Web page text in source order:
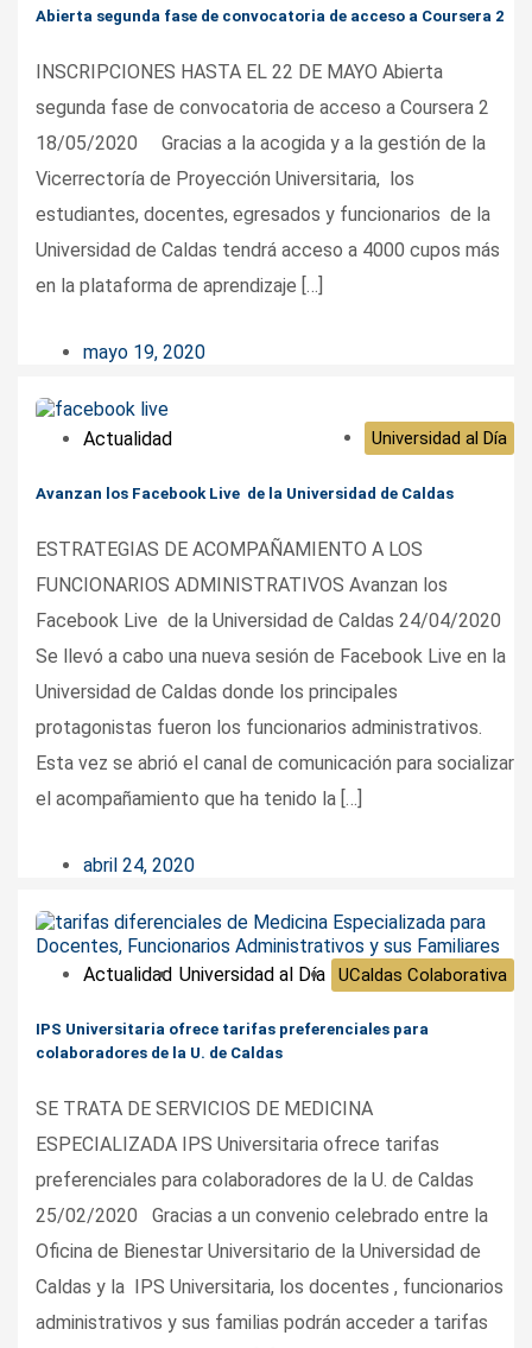
Abierta segunda fase de convocatoria de acceso a Coursera 2
INSCRIPCIONES HASTA EL 22 DE MAYO Abierta
segunda fase de convocatoria de acceso a Coursera 2
18/05/2020 Gracias a la acogida y a la gestión de la
Vicerrectoría de Proyección Universitaria, los
estudiantes, docentes, egresados y funcionarios de la
Universidad de Caldas tendrá acceso a 4000 cupos más
en la plataforma de aprendizaje […]
mayo 19, 2020
Actualidad Universidad al Día
Avanzan los Facebook Live de la Universidad de Caldas
ESTRATEGIAS DE ACOMPAÑAMIENTO A LOS
FUNCIONARIOS ADMINISTRATIVOS Avanzan los
Facebook Live de la Universidad de Caldas 24/04/2020
Se llevó a cabo una nueva sesión de Facebook Live en la
Universidad de Caldas donde los principales
protagonistas fueron los funcionarios administrativos.
Esta vez se abrió el canal de comunicación para socializar
el acompañamiento que ha tenido la […]
abril 24, 2020
Actualidad Universidad al Día UCaldas Colaborativa
IPS Universitaria ofrece tarifas preferenciales para
colaboradores de la U. de Caldas
SE TRATA DE SERVICIOS DE MEDICINA
ESPECIALIZADA IPS Universitaria ofrece tarifas
preferenciales para colaboradores de la U. de Caldas
25/02/2020 Gracias a un convenio celebrado entre la
Oficina de Bienestar Universitario de la Universidad de
Caldas y la IPS Universitaria, los docentes , funcionarios
administrativos y sus familias podrán acceder a tarifas